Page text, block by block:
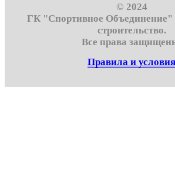
© 2024
ГК "Спортивное Объединение"
строительство.
Все права
Правила и условия